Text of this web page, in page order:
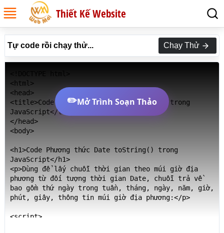
Thiết Kế Website
Tự code rồi chạy thử... Chạy Thử
<html>
<head>
<title>Code Phương thức Date toString() trong
JavaScript</title>
</head>
<body>
<h1>Code Phương thức Date toString() trong
JavaScript</h1>
<p>Dùng để lấy chuỗi thời gian theo múi giờ địa
phương từ đối tượng thời gian Date, chuỗi trả về
bao gồm thứ ngày trong tuần, tháng, ngày, năm, giờ,
phút, giây, thông tin múi giờ địa phương:</p>
<script>
✏️Mở Trình Soạn Thảo